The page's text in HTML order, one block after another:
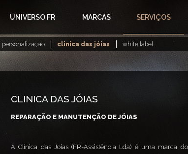
UNIVERSO FR MARCAS SERVIÇOS
personalização clinica das jóias white label
CLINICA DAS JÓIAS
REPARAÇÃO E MANUTENÇÃO DE JÓIAS
A Clínica das Joias (FR-Assistência Lda) é uma marca